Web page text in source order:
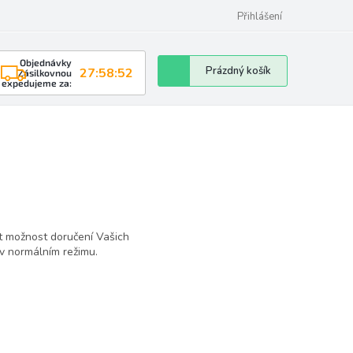
Přihlášení
Objednávky
Zásilkovnou
expedujeme za:
27:58:52
Nákupní
košík
Prázdný košík
doručení Vašich
normálním režimu.